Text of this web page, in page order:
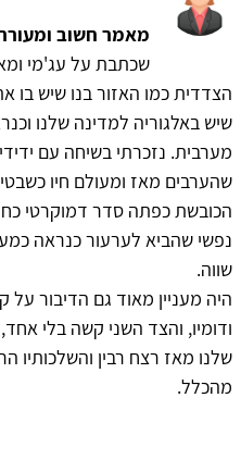
מאמר חשוב
שכתבת על עג'מי
הצדדית כמו האזור בנו שיש בו
שיש באלגוריה למדינה שלנו
מערבית. נזכרתי בשיחה עם
שהערבים מאז ומעולם חיו
הכובשת כפתה סדר דמוקרטי
נפשי שהביא לערעור כנראה
שווה.
ודומיו, והצד השני קשה בלי
שלנו מאז רצח רבין והשלכותיו
מהכלל.